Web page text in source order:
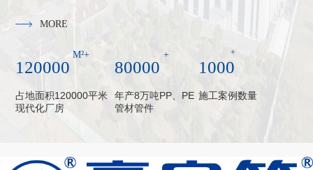
MORE
120000
M²+
占地面积120000平米
现代化厂房
80000
+
年产8万吨PP、PE
管材管件
1000
+
施工案例数量